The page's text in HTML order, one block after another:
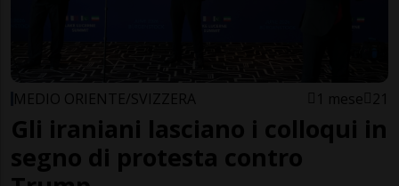
MEDIO ORIENTE/SVIZZERA 1 mese 21
Gli iraniani lasciano i colloqui in
segno di protesta contro